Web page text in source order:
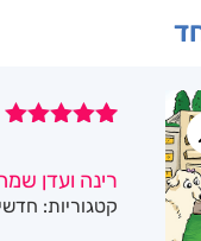
מבוסס על
דירוגים של
רינה ועדן
קטגוריות: